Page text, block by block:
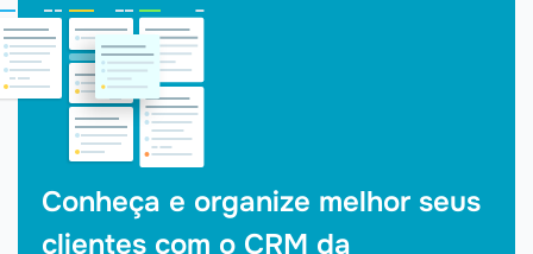
Conheça e organize melhor seus
clientes com o CRM da